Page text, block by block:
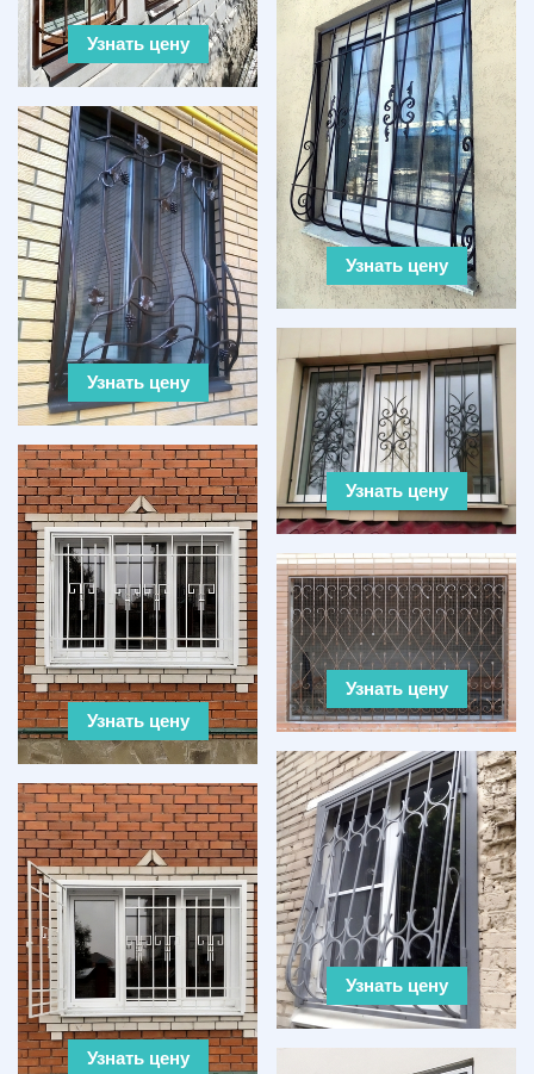
Узнать цену
Узнать цену
Узнать цену
Узнать цену
Узнать цену
Узнать цену
Узнать цену
Узнать цену